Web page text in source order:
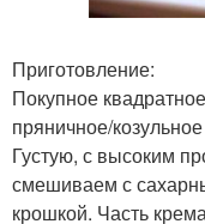
Приготовление:
Покупное
пряничное/
Густую, с высоким
смешиваем с
крошкой. Часть